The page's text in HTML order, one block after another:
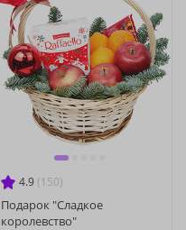
4.9 (150)
Подарок "Сладкое
королевство"